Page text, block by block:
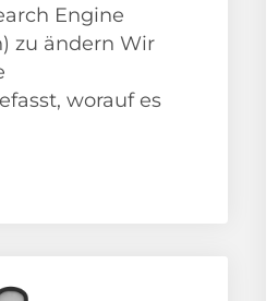
Engine
zu ändern Wir
worauf es